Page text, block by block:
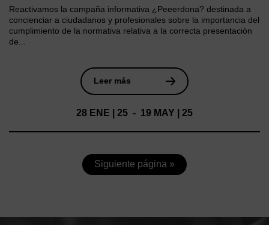
Reactivamos la campaña informativa ¿Peeerdona? destinada a
concienciar a ciudadanos y profesionales sobre la importancia del
cumplimiento de la normativa relativa a la correcta presentación
de...
Leer más
28 ENE | 25 - 19 MAY | 25
Siguiente página »